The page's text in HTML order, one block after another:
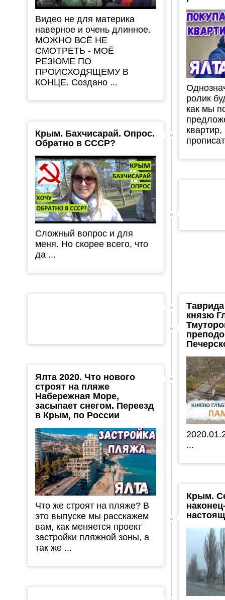
Видео не для материка
наверное и очень длинное.
МОЖНО ВСЁ НЕ
СМОТРЕТЬ - МОЁ
РЕЗЮМЕ ПО
ПРОИСХОДЯЩЕМУ В
КОНЦЕ. Создано ...
ролик
как мы
Крым. Бахчисарай. Опрос.
Обратно в СССР?
Сложный вопрос и для
меня. Но скорее всего, что
да ...
князю
...
Ялта 2020. Что нового
строят на пляже
Набережная Море,
засыпает снегом. Переезд
в Крым, по России
Что же строят на пляже? В
это выпуске мы расскажем
вам, как меняется проект
застройки пляжной зоны, а
так же ...
Крым.